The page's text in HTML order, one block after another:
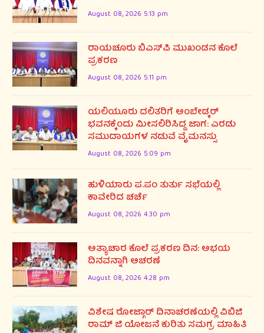
August 08, 2026 5:13 pm
ರಾಯಚೂರು ಬಿಎಸ್‌ಪಿ ಮುಖಂಡನ ಕೊಲೆ
ಪ್ರಕರಣ
August 08, 2026 5:11 pm
ಯಲಿಯೂರು ದಲಿತರಿಗೆ ಅಂಬೇಡ್ಕರ್
ಭವನಕ್ಕೆಂದು ಮೀಸಲಿರಿಸಿದ್ದ ಜಾಗ: ಎರಡು
ಸಮುದಾಯಗಳ ನಡುವೆ ವೈಮನಸ್ಸು
August 08, 2026 5:09 pm
ಹುಳಿಯಾರು ಪ.ಪಂ ತುರ್ತು ಸಭೆಯಲ್ಲಿ
ಕಾವೇರಿದ ಚರ್ಚೆ
August 08, 2026 4:30 pm
ಅತ್ಯಾಚಾರ ಕೊಲೆ ಪ್ರಕರಣ ದಿನ: ಅಭಯ
ದಿನವನ್ನಾಗಿ ಆಚರಣೆ
August 08, 2026 4:28 pm
ವಿಶೇಷ ರೋಜ್ಗಾರ್ ದಿನಾಚರಣೆಯಲ್ಲಿ ವಿಬಿಜಿ
ರಾಮ್ ಜಿ ಯೋಜನೆ ಕುರಿತು ಸಮಗ್ರ ಮಾಹಿತಿ